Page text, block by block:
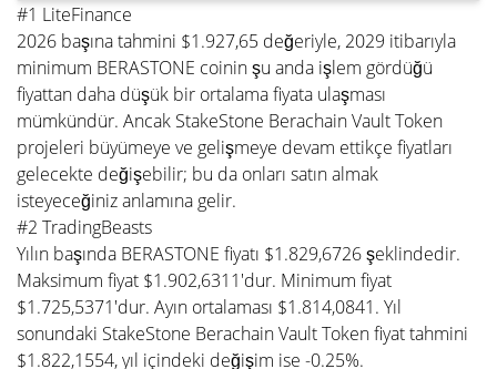
#1 LiteFinance
2026 başına tahmini $1.927,65 değeriyle, 2029 itibarıyla
minimum BERASTONE coinin şu anda işlem gördüğü
fiyattan daha düşük bir ortalama fiyata ulaşması
mümkündür. Ancak StakeStone Berachain Vault Token
projeleri büyümeye ve gelişmeye devam ettikçe fiyatları
gelecekte değişebilir; bu da onları satın almak
isteyeceğiniz anlamına gelir.
#2 TradingBeasts
Yılın başında BERASTONE fiyatı $1.829,6726 şeklindedir.
Maksimum fiyat $1.902,6311'dur. Minimum fiyat
$1.725,5371'dur. Ayın ortalaması $1.814,0841. Yıl
sonundaki StakeStone Berachain Vault Token fiyat tahmini
$1.822,1554, yıl içindeki değişim ise -0.25%.